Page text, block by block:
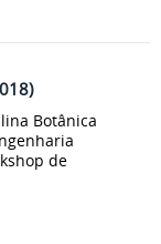
Botânica
de